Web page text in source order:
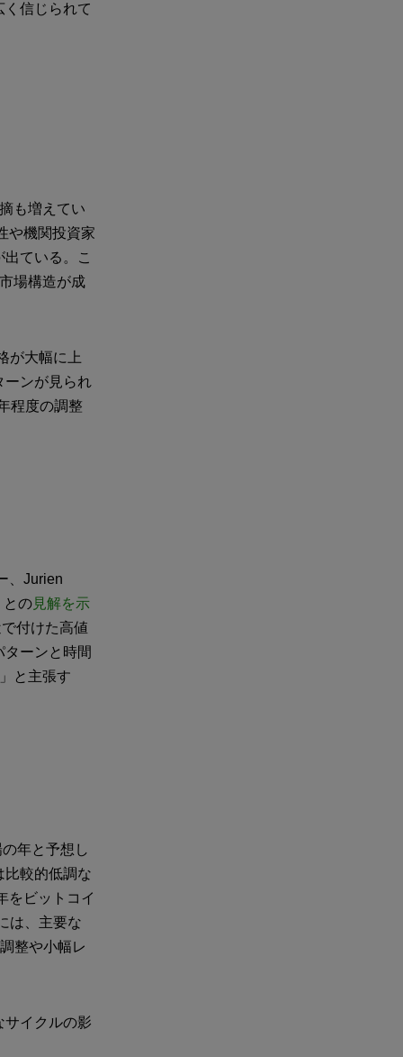
信じられて
も増えてい
や機関投資家
ている。こ
場構造が成
が大幅に上
ーンが見られ
程度の調整
、Jurien
との見解を示
付けた高値
ーンと時間
と主張す
年と予想し
比較的低調な
をビットコイ
は、主要な
整や小幅レ
サイクルの影